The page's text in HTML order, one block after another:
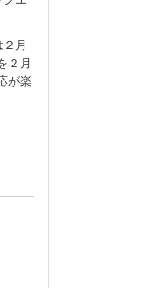
月
２月
が楽